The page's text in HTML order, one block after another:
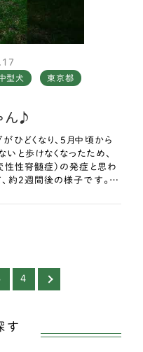
型犬
東京都
♪
ひどくなり、5月中頃から
と歩けなくなったため、
性性脊髄症）の発症と思わ
、約2週間後の様子です。…
4
す